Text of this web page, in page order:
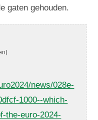
gaten gehouden.
news/028e-
1000--which-
the-euro-2024-